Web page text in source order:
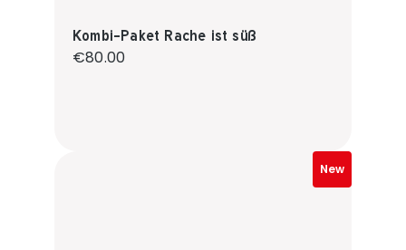
Kombi-Paket Rache ist süß
Regular price:
€80.00
New